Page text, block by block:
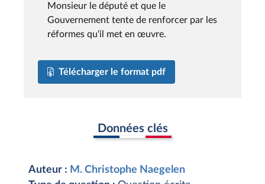
Monsieur le député et que le
Gouvernement tente de renforcer par les
réformes qu'il met en œuvre.
Télécharger le format pdf
Données clés
Auteur : M. Christophe Naegelen